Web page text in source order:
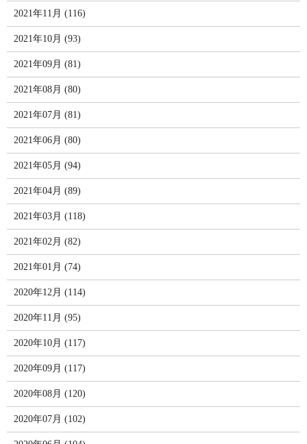
2021年11月 (116)
2021年10月 (93)
2021年09月 (81)
2021年08月 (80)
2021年07月 (81)
2021年06月 (80)
2021年05月 (94)
2021年04月 (89)
2021年03月 (118)
2021年02月 (82)
2021年01月 (74)
2020年12月 (114)
2020年11月 (95)
2020年10月 (117)
2020年09月 (117)
2020年08月 (120)
2020年07月 (102)